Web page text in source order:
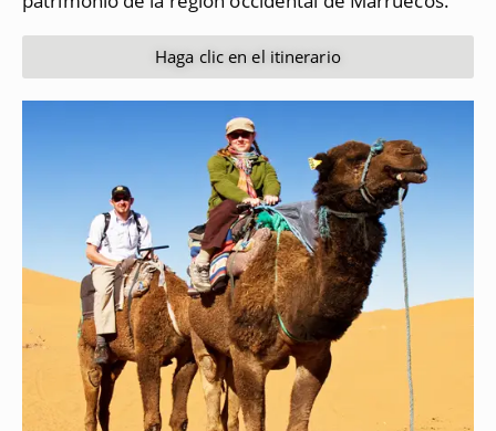
Haga clic en el itinerario